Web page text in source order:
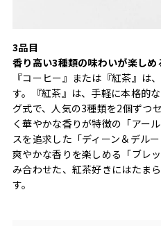
3品目
香り高い3種類の味わいが楽しめ
『コーヒー』または『紅茶』は
す。『紅茶』は、手軽に本格的
グ式で、人気の3種類を2個ずつ
く華やかな香りが特徴の「アー
スを追求した「ディーン＆デル
爽やかな香りを楽しめる「ブレ
み合わせた、紅茶好きにはたま
す。